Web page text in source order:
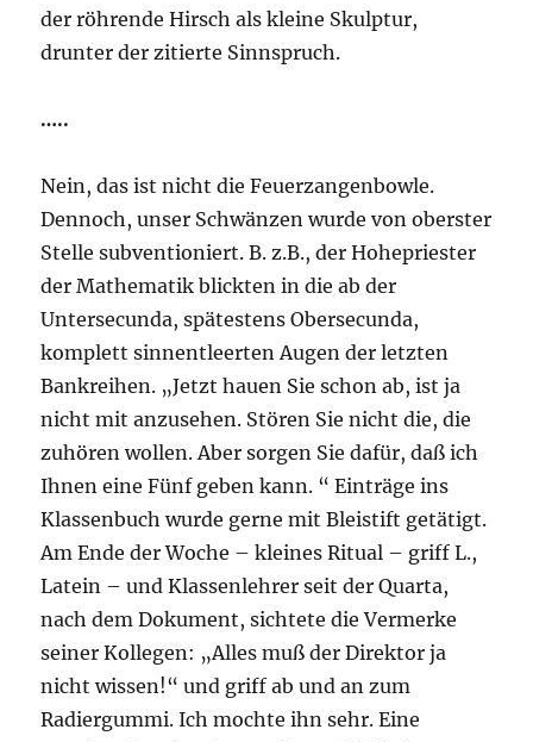
der röhrende Hirsch als kleine Skulptur,
drunter der zitierte Sinnspruch.
…..
Nein, das ist nicht die Feuerzangenbowle.
Dennoch, unser Schwänzen wurde von oberster
Stelle subventioniert. B. z.B., der Hohepriester
der Mathematik blickten in die ab der
Untersecunda, spätestens Obersecunda,
komplett sinnentleerten Augen der letzten
Bankreihen. „Jetzt hauen Sie schon ab, ist ja
nicht mit anzusehen. Stören Sie nicht die, die
zuhören wollen. Aber sorgen Sie dafür, daß ich
Ihnen eine Fünf geben kann. “ Einträge ins
Klassenbuch wurde gerne mit Bleistift getätigt.
Am Ende der Woche – kleines Ritual – griff L.,
Latein – und Klassenlehrer seit der Quarta,
nach dem Dokument, sichtete die Vermerke
seiner Kollegen: „Alles muß der Direktor ja
nicht wissen!“ und griff ab und an zum
Radiergummi. Ich mochte ihn sehr. Eine